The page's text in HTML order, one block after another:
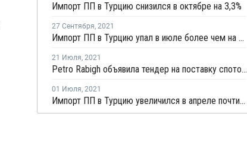
Импорт ПП в Турцию снизился в октябре на 3,3%
27 Сентября, 2021
Импорт ПП в Турцию упал в июле более чем на треть
21 Июля, 2021
Petro Rabigh объявила тендер на поставку спотовой партии пропилена с отгрузкой в первой половине августа
01 Июля, 2021
Импорт ПП в Турцию увеличился в апреле почти на четверть